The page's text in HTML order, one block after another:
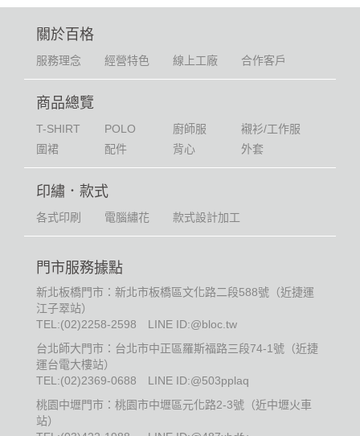
關於百格
服務理念 經營特色 線上工廠 合作客戶
商品總覽
T-SHIRT POLO 廚師服
襯衫/工作服
圍裙
配件 背心 外套
印繡．款式
各式印刷 電腦繡花 款式設計加工
門市服務據點
新北板橋門市：新北市板橋區文化路二段588號（近捷運
江子翠站）
TEL:(02)2258-2598
LINE ID:@bloc.tw
台北師大門市：台北市中正區羅斯福路三段74-1號（近捷
運台電大樓站）
TEL:(02)2369-0688
LINE ID:@503pplaq
桃園中壢門市：桃園市中壢區元化路2-3號（近中壢火車
站）